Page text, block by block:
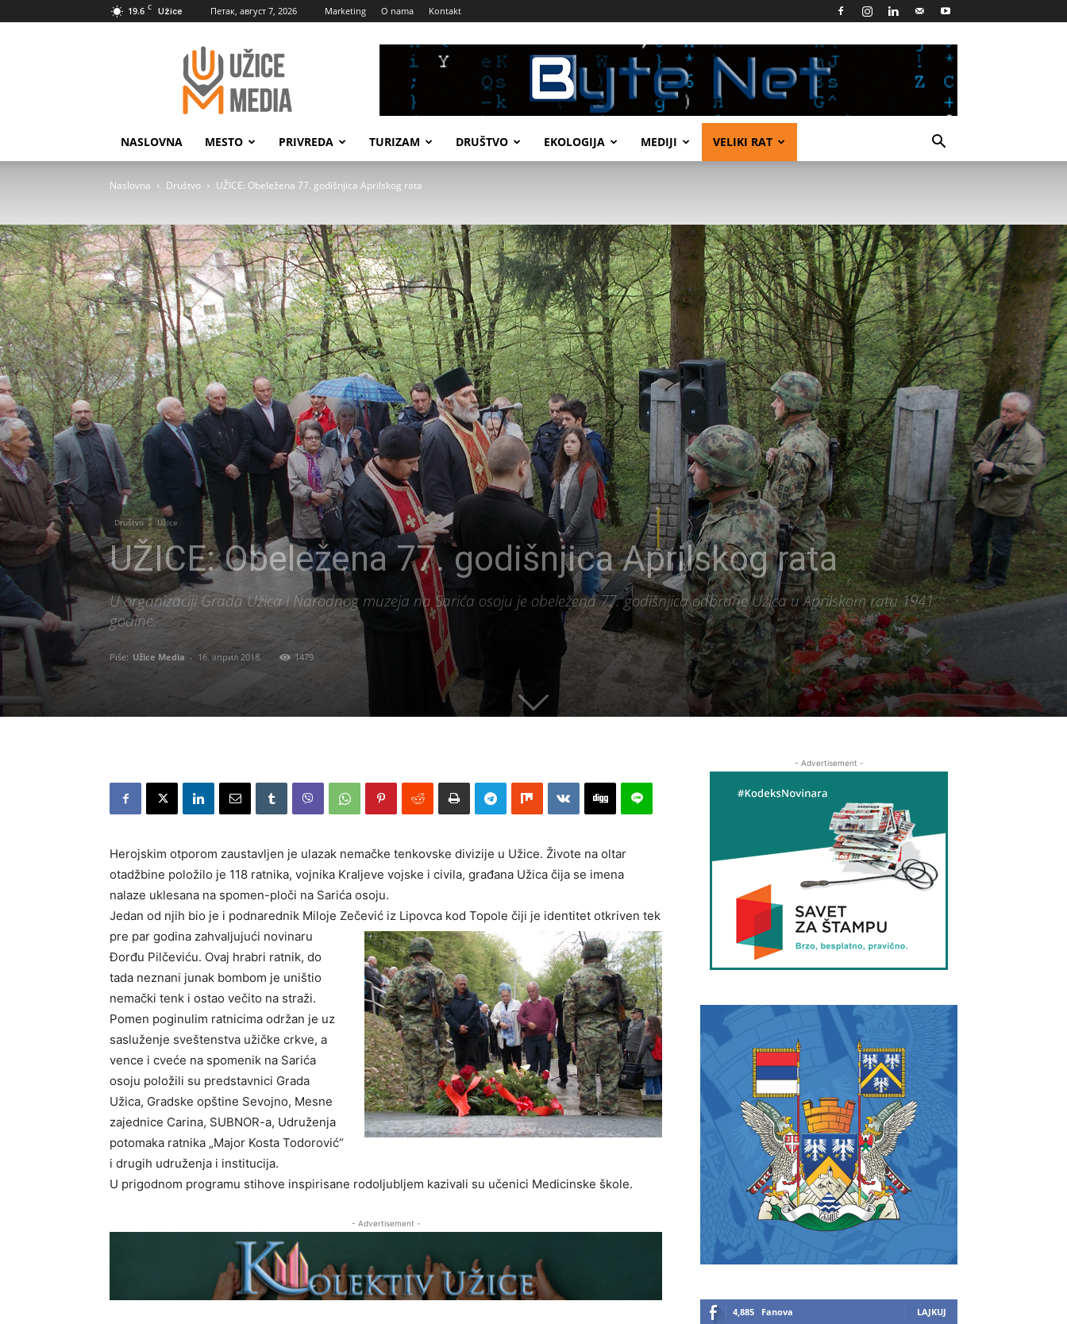
19.6 C Užice Петак, август 7, 2026 Marketing O nama Kontakt
UžiceMedia
NASLOVNA MESTO PRIVREDA TURIZAM DRUŠTVO EKOLOGIJA MEDIJI VELIKI RAT
Naslovna Društvo UŽICE: Obeležena 77. godišnjica Aprilskog rata
Društvo Užice
UŽICE: Obeležena 77. godišnjica Aprilskog rata
U organizaciji Grada Užica i Narodnog muzeja na Sarića osoju je obeležena 77. godišnjica odbrane Užica u Aprilskom ratu 1941.
godine.
Piše: Užice Media - 16. април 2018. 1479
Herojskim otporom zaustavljen je ulazak nemačke tenkovske divizije u Užice. Živote na oltar
otadžbine položilo je 118 ratnika, vojnika Kraljeve vojske i civila, građana Užica čija se imena
nalaze uklesana na spomen-ploči na Sarića osoju.
Jedan od njih bio je i podnarednik Miloje Zečević iz Lipovca kod Topole čiji je identitet otkriven tek
pre par godina zahvaljujući novinaru
Đorđu Pilčeviću. Ovaj hrabri ratnik, do
tada neznani junak bombom je uništio
nemački tenk i ostao večito na straži.
Pomen poginulim ratnicima održan je uz
sasluženje sveštenstva užičke crkve, a
vence i cveće na spomenik na Sarića
osoju položili su predstavnici Grada
Užica, Gradske opštine Sevojno, Mesne
zajednice Carina, SUBNOR-a, Udruženja
potomaka ratnika „Major Kosta Todorović“
i drugih udruženja i institucija.
U prigodnom programu stihove inspirisane rodoljubljem kazivali su učenici Medicinske škole.
- Advertisement -
- Advertisement -
4,885 Fanova LAJKUJ